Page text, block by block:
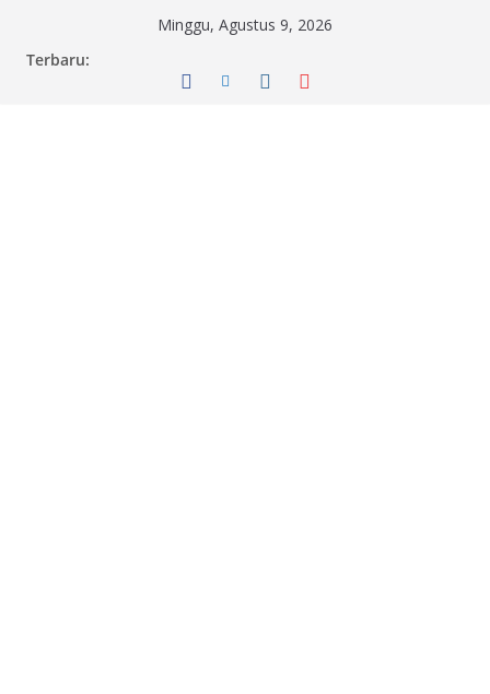
Minggu, Agustus 9, 2026
Terbaru: